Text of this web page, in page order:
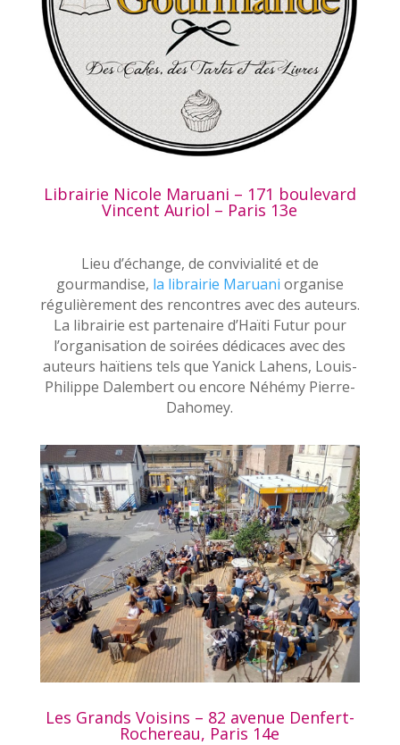
Librairie Nicole Maruani – 171 boulevard
Vincent Auriol – Paris 13e
Lieu d’échange, de convivialité et de
gourmandise, la librairie Maruani organise
régulièrement des rencontres avec des auteurs.
La librairie est partenaire d’Haïti Futur pour
l’organisation de soirées dédicaces avec des
auteurs haïtiens tels que Yanick Lahens, Louis-
Philippe Dalembert ou encore Néhémy Pierre-
Dahomey.
Les Grands Voisins – 82 avenue Denfert-
Rochereau, Paris 14e